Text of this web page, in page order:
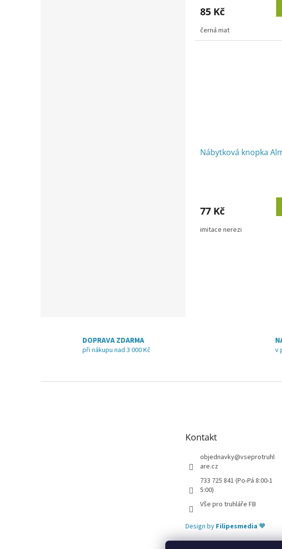
85 Kč
černá mat
Nábytková knopka
77 Kč
imitace nerezi
DOPRAVA ZDARMA
při nákupu nad 3 000 Kč v
Kontakt
objednavky@vseprotruhl
are.cz
733 725 841 (Po-Pá 8:00-1
5:00)
Vše pro truhláře FB
Design by Filipesmedia🧡